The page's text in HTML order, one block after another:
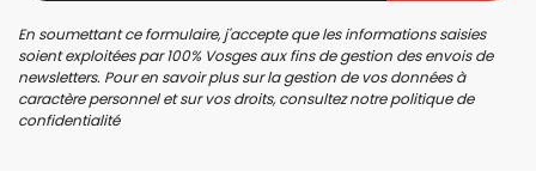
En soumettant ce formulaire, j'accepte que les informations saisies
soient exploitées par 100% Vosges aux fins de gestion des envois de
newsletters. Pour en savoir plus sur la gestion de vos données à
caractère personnel et sur vos droits, consultez notrepolitique de
confidentialité